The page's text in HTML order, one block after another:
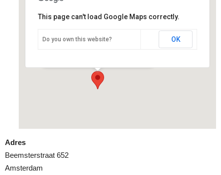
Friendship Sports Centre
This page can't load Google Maps correctly.
Do you own this website? OK
Adres
Beemsterstraat 652
Amsterdam